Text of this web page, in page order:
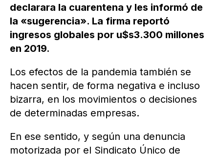
declarara la cuarentena y les informó de
la «sugerencia». La firma reportó
ingresos globales por u$s3.300 millones
en 2019.
Los efectos de la pandemia también se
hacen sentir, de forma negativa e incluso
bizarra, en los movimientos o decisiones
de determinadas empresas.
En ese sentido, y según una denuncia
motorizada por el Sindicato Único de